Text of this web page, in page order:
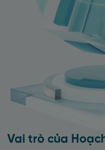
Vai trò của